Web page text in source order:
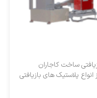
ساخت کاجاران
پلاستیک های بازیافتی